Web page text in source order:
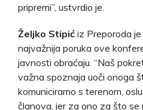
pripremi”, ustvrdio je.
Željko Stipić iz Preporoda
najvažnija poruka ove
javnosti obraćaju. “Naš
važna spoznaja uoči onoga
komuniciramo s terenom,
članova, jer za ono za što se